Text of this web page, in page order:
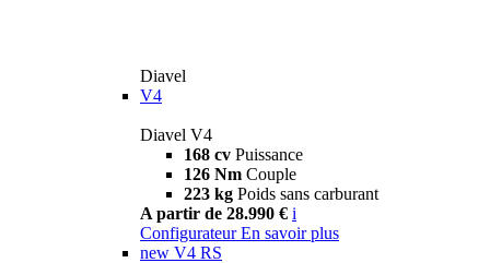
Diavel
V4
Diavel V4
168 cv Puissance
126 Nm Couple
223 kg Poids sans carburant
A partir de 28.990 € i
Configurateur En savoir plus
new V4 RS